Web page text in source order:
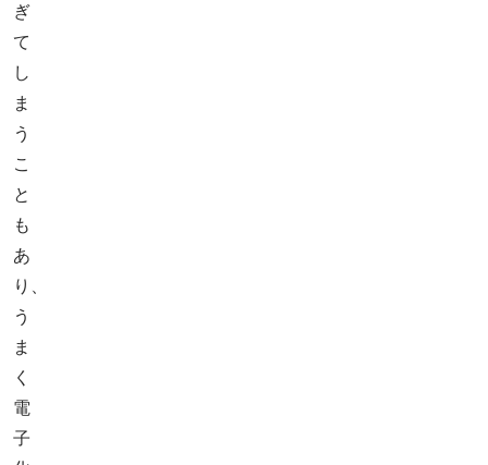
ぎ
て
し
ま
う
こ
と
も
あ
り、
う
ま
く
電
子